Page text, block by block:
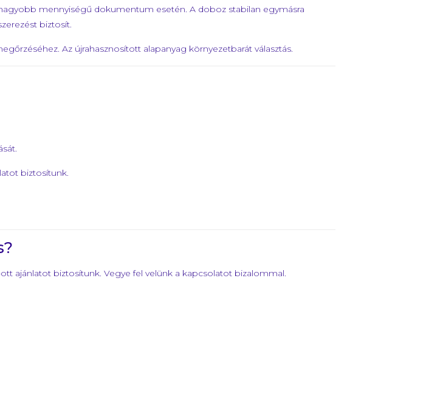
mennyiségű dokumentum esetén. A doboz stabilan egymásra
biztosít.
Az újrahasznosított alapanyag környezetbarát választás.
biztosítunk.
ajánlatot biztosítunk. Vegye fel velünk a kapcsolatot bizalommal.